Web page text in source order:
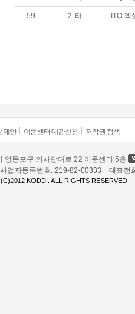
59 기타 ITQ
제안 이룸센터 대관신청 저작권 정책
영등포구 의사당대로 22 이룸센터 5층
업자등록번호: 219-82-00333 대표
KODDI. ALL RIGHTS RESERVED.